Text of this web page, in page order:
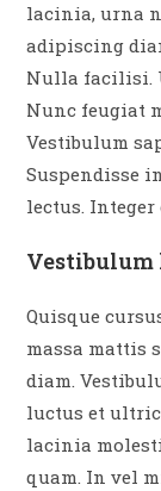
lacinia, urna
adipiscing
Nulla facilisi.
Nunc feugiat
Vestibulum
Suspendisse
lectus.
Quisque
massa mattis
diam.
luctus et
lacinia
quam. In vel